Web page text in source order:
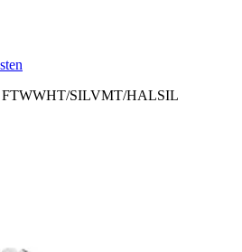
SILVMT/HALSIL